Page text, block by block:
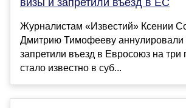
Журналистам «Известий» Ксении
Дмитрию Тимофееву аннулировали
запретили въезд в Евросоюз на три
стало известно в суб...